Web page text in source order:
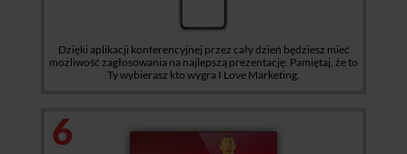
Dzięki aplikacji konferencyjnej przez cały dzień będziesz mieć
możliwość zagłosowania na najlepszą prezentację. Pamiętaj, że to
Ty wybierasz kto wygra I Love Marketing.
6